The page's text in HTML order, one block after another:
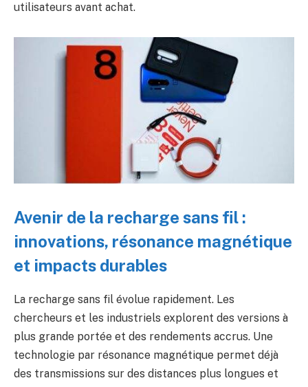
utilisateurs avant achat.
Avenir de la recharge sans fil :
innovations, résonance magnétique
et impacts durables
La recharge sans fil évolue rapidement. Les
chercheurs et les industriels explorent des versions à
plus grande portée et des rendements accrus. Une
technologie par résonance magnétique permet déjà
des transmissions sur des distances plus longues et